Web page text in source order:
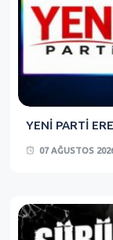
YENİ PARTİ
07 AĞUSTOS